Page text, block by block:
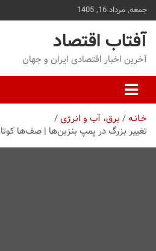
جمعه, مرداد 16, 1405
آفتاب اقتصاد
آخرین اخبار اقتصادی ایران و جهان
خـانـه برق، آب و انرژی
تغییر بزرگ در پمپ بنزین‌ها | صف‌ها